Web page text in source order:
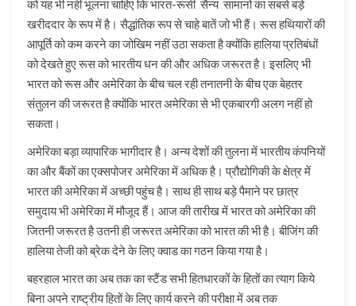
को यह भी नहीं भूलना चाहिए कि भारत-रूसी सैन्य सामानों का सबसे बड़े
खरीददार के रूप में है। सैद्धांतिक रूप से चाहे बातें जो भी हैं। रूस हथियारों की
आपूर्ति को कम करने का जोखिम नहीं उठा सकता है क्योंकि हालिया प्रतिबंधों
को देखते हुए रूस को भारतीय धन की और अधिक जरूरत है। इसलिए भी
भारत को रूस और अमेरिका के बीच चल रही तनातनी के बीच एक बेहतर
संतुलन की जरूरत है क्योंकि भारत अमेरिका से भी एकबारगी अलग नहीं हो
सकता।
अमेरिका बड़ा व्यापारिक भागीदार है। अन्य देशों की तुलना में भारतीय कंपनियों
का और बैंकों का एक्सपोजर अमेरिका में अधिक है। प्रौद्योगिकी के क्षेत्र में
भारत की अमेरिका में अच्छी पहुंच है। साथ ही साथ बड़े पैमाने पर छात्र
समुदाय भी अमेरिका में मौजूद हैं। आज की तारीख में भारत को अमेरिका की
जितनी जरूरत है उतनी ही जरूरत अमेरिका को भारत की भी है। बीजिंग की
हालिया तेजी को ब्रेक देने के लिए क्वाड का गठन किया गया है।
बहरहाल भारत का अब तक का स्टैंड सभी हितधारकों के हितों का त्याग किये
बिना अपने राष्ट्रीय हितों के लिए कार्य करने की परीक्षा में अब तक